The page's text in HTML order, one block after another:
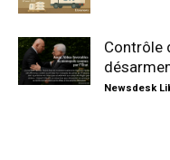
Contrôle
Newsdesk